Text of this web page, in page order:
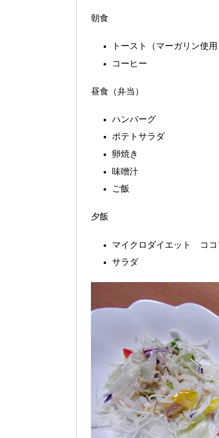
朝食
トースト（マーガリン使
コーヒー
昼食（弁当）
ハンバーグ
ポテトサラダ
卵焼き
味噌汁
ご飯
夕飯
マイクロダイエット ココ
サラダ